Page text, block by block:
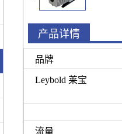
产品详情
品牌
Leybold 莱宝
流量